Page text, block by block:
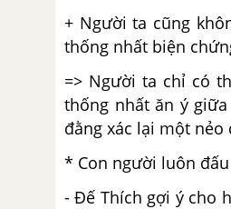
+ Người ta cũng
thống nhất biện
=> Người ta chỉ có
thống nhất ăn ý
đằng xác lại một nẻo
* Con người luôn
- Đế Thích gợi ý cho